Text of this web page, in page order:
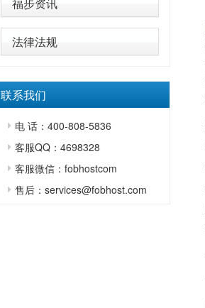
法律法规
联系我们
电 话：400-808-5836
客服QQ：4698328
客服微信：fobhostcom
售后：services@fobhost.com